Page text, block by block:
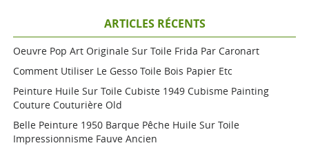
ARTICLES RÉCENTS
Oeuvre Pop Art Originale Sur Toile Frida Par Caronart
Comment Utiliser Le Gesso Toile Bois Papier Etc
Peinture Huile Sur Toile Cubiste 1949 Cubisme Painting
Couture Couturière Old
Belle Peinture 1950 Barque Pêche Huile Sur Toile
Impressionnisme Fauve Ancien